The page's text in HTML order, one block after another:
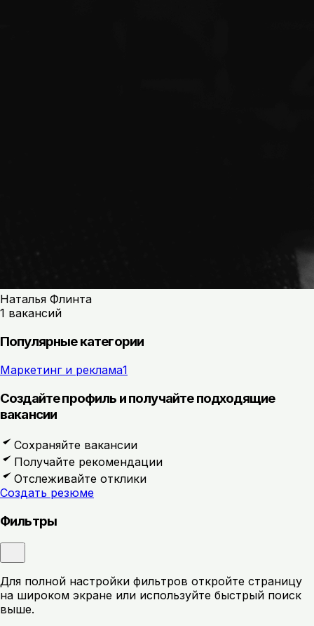
Наталья Флинта
1 вакансий
Популярные категории
Маркетинг и реклама1
Создайте профиль и получайте подходящие
вакансии
Сохраняйте вакансии
Получайте рекомендации
Отслеживайте отклики
Создать резюме
Фильтры
Для полной настройки фильтров откройте страницу
на широком экране или используйте быстрый поиск
выше.